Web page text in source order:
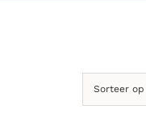
Sorteer op